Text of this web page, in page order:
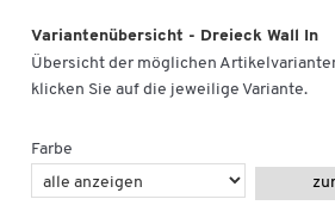
Variantenübersicht - Dreieck Wall In
Übersicht der möglichen
klicken Sie auf die jeweilige Variante.
Farbe